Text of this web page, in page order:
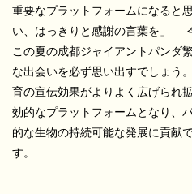
重要なプラットフォームになると
い、はっきりと感謝の言葉を」----
この夏の成都ジャイアントパンダ
な出会いを必ず思い出すでしょう
育の宣伝効果がよりよく広げられ
効的なプラットフォームとなり、
的な生物の持続可能な発展に貢献
す。